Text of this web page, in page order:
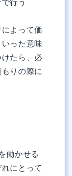
行う
よって価
った意味
たら、必
りの際に
働かせる
にとって